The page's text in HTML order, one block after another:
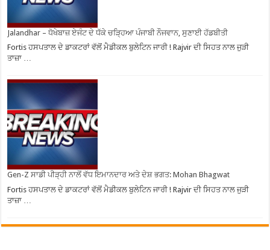
Jalandhar – ਧੋਖੇਬਾਜ਼ ਏਜੰਟ ਦੇ ਧੱਕੇ ਚੜ੍ਹਿਆ ਪੰਜਾਬੀ ਨੌਜਵਾਨ, ਸੁਣਾਈ ਹੱਡਬੀਤੀ
Fortis ਹਸਪਤਾਲ ਦੇ ਡਾਕਟਰਾਂ ਵੱਲੋਂ ਮੈਡੀਕਲ ਬੁਲੇਟਿਨ ਜਾਰੀ ! Rajvir ਦੀ ਸਿਹਤ ਨਾਲ ਜੁੜੀ
ਤਾਜ਼ਾ …
Gen-Z ਸਾਡੀ ਪੀੜ੍ਹੀ ਨਾਲੋਂ ਵੱਧ ਇਮਾਨਦਾਰ ਅਤੇ ਦੇਸ਼ ਭਗਤ: Mohan Bhagwat
Fortis ਹਸਪਤਾਲ ਦੇ ਡਾਕਟਰਾਂ ਵੱਲੋਂ ਮੈਡੀਕਲ ਬੁਲੇਟਿਨ ਜਾਰੀ ! Rajvir ਦੀ ਸਿਹਤ ਨਾਲ ਜੁੜੀ
ਤਾਜ਼ਾ …